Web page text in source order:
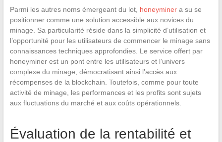
Parmi les autres noms émergeant du lot, honeyminera su se
positionner comme une solution accessible aux novices du
minage. Sa particularité réside dans la simplicité d’utilisation et
l’opportunité pour les utilisateurs de commencer le minage sans
connaissances techniques approfondies. Le service offert par
honeyminer est un pont entre les utilisateurs et l’univers
complexe du minage, démocratisant ainsi l’accès aux
récompenses de la blockchain. Toutefois, comme pour toute
activité de minage, les performances et les profits sont sujets
aux fluctuations du marché et aux coûts opérationnels.
Évaluation de la rentabilité et